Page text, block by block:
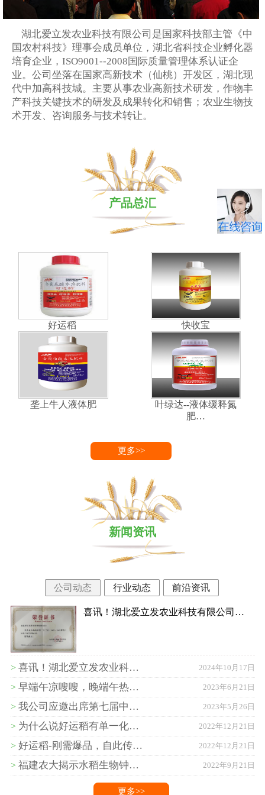
湖北爱立发农业科技有限公司是国家科技部主管《中
国农村科技》理事会成员单位，湖北省科技企业孵化器
培育企业，ISO9001--2008国际质量管理体系认证企
业。公司坐落在国家高新技术（仙桃）开发区，湖北现
代中加高科技城。主要从事农业高新技术研发，作物丰
产科技关键技术的研发及成果转化和销售；农业生物技
术开发、咨询服务与技术转让。
产品总汇
好运稻 快收宝
垄上牛人液体肥
叶绿达--液体缓释氮
肥…
更多>>
新闻资讯
公司动态 行业动态 前沿资讯
喜讯！湖北爱立发农业科技有限公司…
> 喜讯！湖北爱立发农业科… 2024年10月17日
> 早端午凉嗖嗖，晚端午热… 2023年6月21日
> 我公司应邀出席第七届中… 2023年5月26日
> 为什么说好运稻有单一化… 2022年12月21日
> 好运稻-刚需爆品，自此传… 2022年12月21日
> 福建农大揭示水稻生物钟… 2022年9月21日
更多>>